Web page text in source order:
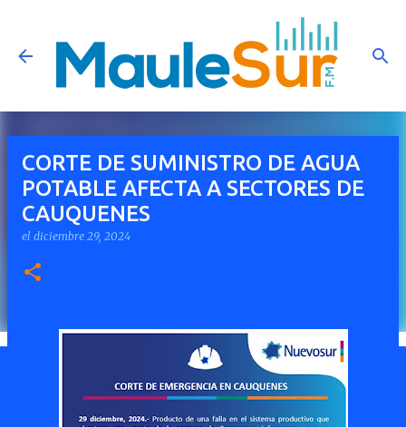
Ir al contenido principal
CORTE DE SUMINISTRO DE AGUA
POTABLE AFECTA A SECTORES DE
CAUQUENES
el diciembre 29, 2024